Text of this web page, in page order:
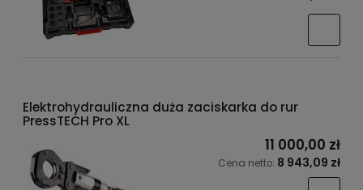
Elektrohydrauliczna duża zaciskarka do rur
PressTECH Pro XL
11 000,00 zł
Cena netto: 8 943,09 zł